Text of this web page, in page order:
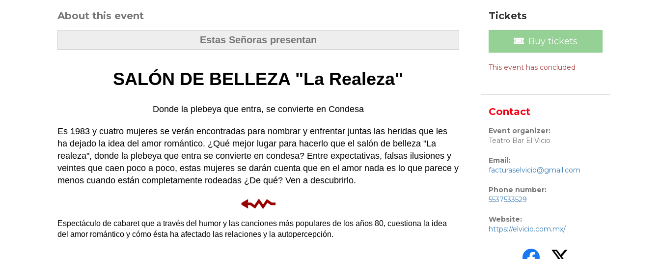
About this event
Estas Señoras presentan
SALÓN DE BELLEZA "La Realeza"
Donde la plebeya que entra, se convierte en Condesa
Es 1983 y cuatro mujeres se verán encontradas para nombrar y enfrentar juntas las heridas que les
ha dejado la idea del amor romántico. ¿Qué mejor lugar para hacerlo que el salón de belleza "La
realeza", donde la plebeya que entra se convierte en condesa? Entre expectativas, falsas ilusiones y
veintes que caen poco a poco, estas mujeres se darán cuenta que en el amor nada es lo que parece y
menos cuando están completamente rodeadas ¿De qué? Ven a descubrirlo.
⬳
Espectáculo de cabaret que a través del humor y las canciones más populares de los años 80, cuestiona la idea
del amor romántico y cómo ésta ha afectado las relaciones y la autopercepción.
Tickets
Buy tickets
This event has concluded
Contact
Event organizer:
Teatro Bar El Vicio
Email:
facturaselvicio@gmail.com
Phone number:
5537533529
Website:
https://elvicio.com.mx/